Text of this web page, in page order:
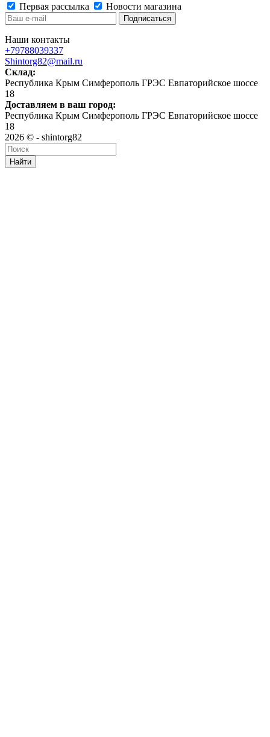
Первая рассылка
Новости магазина
Наши контакты
+79788039337
Shintorg82@mail.ru
Склад:
Республика Крым Симферополь ГРЭС Евпаторийское шоссе
18
Доставляем в ваш город:
Республика Крым Симферополь ГРЭС Евпаторийское шоссе
18
2026 © - shintorg82
Найти